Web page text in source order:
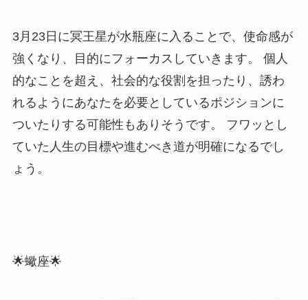
3月23日に冥王星が水瓶座に入ることで、使命感が
強くなり、目的にフォーカスしていきます。 個人
的なことを超え、社会的な役割を担ったり、誘わ
れるようにあなたを必要としているポジションに
ついたりする可能性もありそうです。 フワッとし
ていた人生の目標や進むべき道が明確になるでし
ょう。
🌟蠍座🌟